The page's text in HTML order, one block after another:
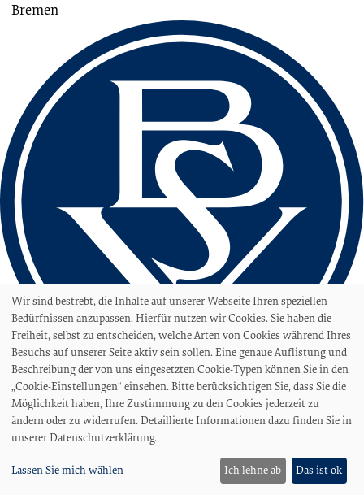
love football
hate racism!
Erstellt aus Liebe zum Sport von
Stadion
Wir sind bestrebt, die Inhalte auf unserer Webseite Ihren speziellen
Bedürfnissen anzupassen. Hierfür nutzen wir Cookies. Sie haben die
Freiheit, selbst zu entscheiden, welche Arten von Cookies während Ihres
Besuchs auf unserer Seite aktiv sein sollen. Eine genaue Auflistung und
Beschreibung der von uns eingesetzten Cookie-Typen können Sie in den
„Cookie-Einstellungen“ einsehen. Bitte berücksichtigen Sie, dass Sie die
Möglichkeit haben, Ihre Zustimmung zu den Cookies jederzeit zu
ändern oder zu widerrufen. Detaillierte Informationen dazu finden Sie in
unserer Datenschutzerklärung.
Lassen Sie mich wählen Ich lehne ab Das ist ok